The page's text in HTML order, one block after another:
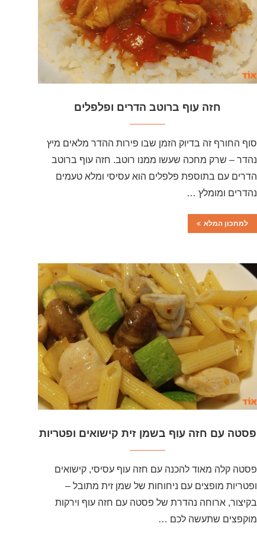
חזה עוף ברוטב הדרים ופלפלים
סוף החורף זה בדיוק הזמן שבו פירות ההדר מלאים מיץ
נהדר – שרק מחכה שעשו ממנו רוטב. חזה עוף ברוטב
הדרים עם בתוספת פלפלים הוא עסיסי ומלא טעמים
נהדרים ומומלץ …
למתכון המלא
פסטה עם חזה עוף בשמן זית קישואים ופטריות
פסטה קלה מאוד להכנה עם חזה עוף עסיסי, קישואים
ופטריות מופצים עם ניחוחות של שמן זית מתובל –
בקיצור, ארוחה נהדרת של פסטה עם חזה עוף וירקות
מוקפצים שתעשה לכם …